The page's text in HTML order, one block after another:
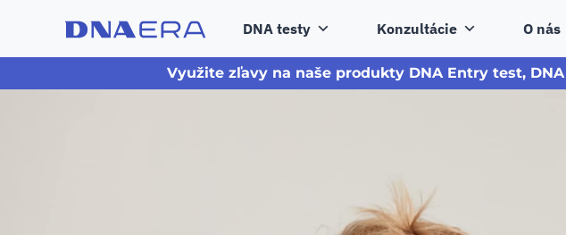
DNA testy Konzultácie O nás
Využite zľavy na naše produkty DNA Entry test,